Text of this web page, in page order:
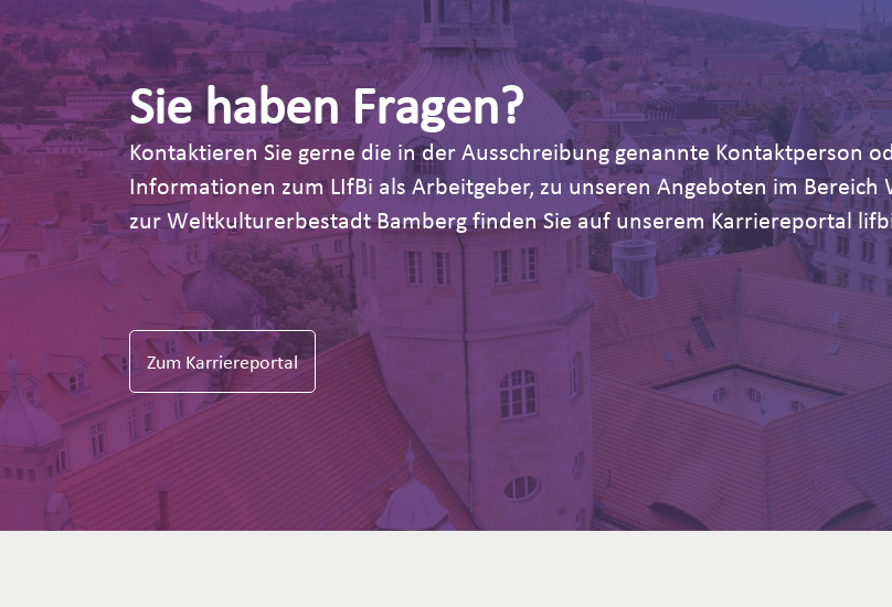
Sie haben Fragen?
Kontaktieren Sie gerne die in der Ausschreibung genannte Kontaktperson
Informationen zum LIfBi als Arbeitgeber, zu unseren Angeboten im
zur Weltkulturerbestadt Bamberg finden Sie auf unserem Karriereportal
Zum Karriereportal